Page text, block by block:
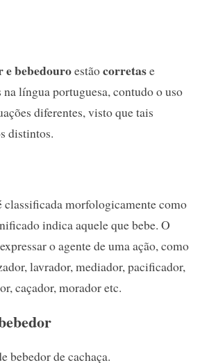
e bebedouroestãocorretase
língua portuguesa, contudo o uso
diferentes, visto que tais
distintos.
classificada morfologicamente como
indica aquele que bebe. O
o agente de uma ação, como
lavrador, mediador, pacificador,
caçador, morador etc.
bebedor de cachaça.